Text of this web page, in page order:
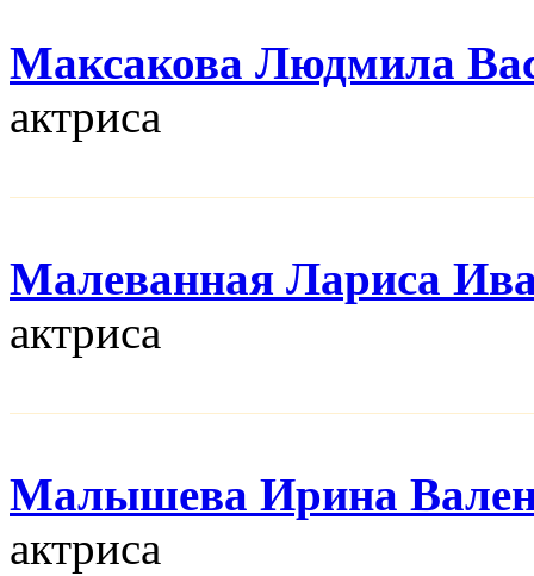
Максакова Людмила
актриса
Малеванная Лариса
актриса
Малышева Ирина
актриса